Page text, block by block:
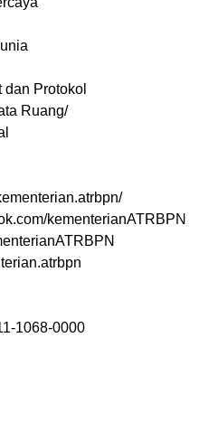
Protokol
Ruang/
kementerianATRBPN
1068-0000